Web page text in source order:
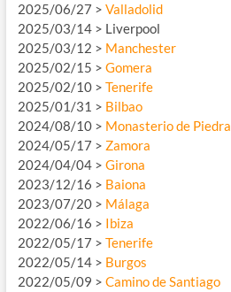
2025/06/27 > Valladolid
2025/03/14 > Liverpool
2025/03/12 > Manchester
2025/02/15 > Gomera
2025/02/10 > Tenerife
2025/01/31 > Bilbao
2024/08/10 > Monasterio de Piedra
2024/05/17 > Zamora
2024/04/04 > Girona
2023/12/16 > Baiona
2023/07/20 > Málaga
2022/06/16 > Ibiza
2022/05/17 > Tenerife
2022/05/14 > Burgos
2022/05/09 > Camino de Santiago